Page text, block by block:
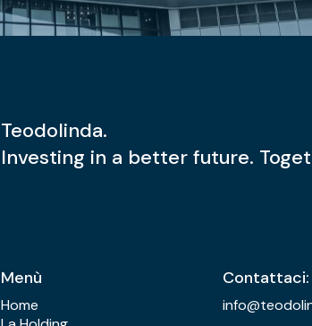
Teodolinda.
Investing in a better future.
Menù
Home
Contattaci: